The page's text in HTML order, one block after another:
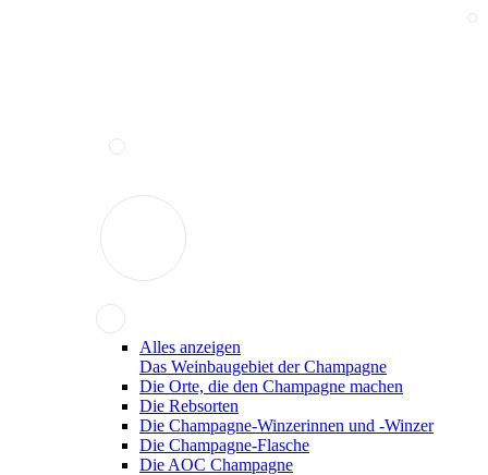
Alles anzeigen
Das Weinbaugebiet der Champagne
Die Orte, die den Champagne machen
Die Rebsorten
Die Champagne-Winzerinnen und -Winzer
Die Champagne-Flasche
Die AOC Champagne